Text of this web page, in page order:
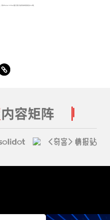
而iPhone 6 Plus预订用户的等待时间则为3-4周。